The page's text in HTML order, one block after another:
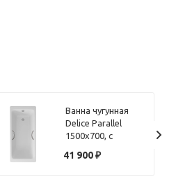
Ванна чугунная
Delice Parallel
1500х700, с
41 900₽